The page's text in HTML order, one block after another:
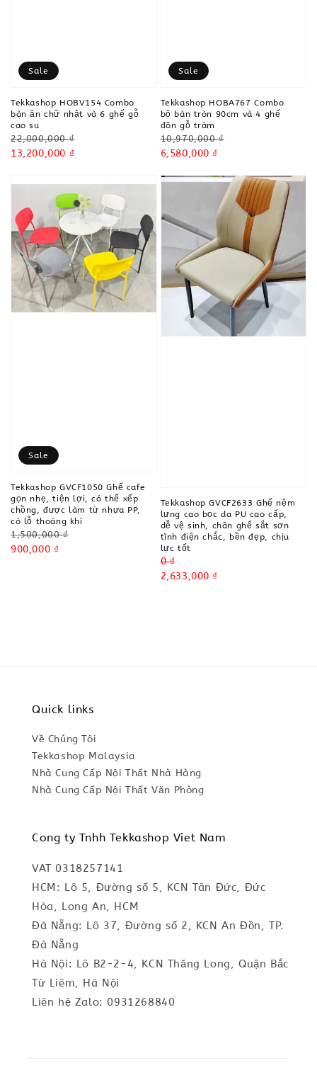
Sale
Tekkashop HOBV154 Combo
bàn ăn chữ nhật và 6 ghế gỗ
cao su
Regular
price
22,000,000 ₫
Sale
13,200,000 ₫
Sale
Tekkashop HOBA767 Combo
bộ bàn tròn 90cm và 4 ghế
đôn gỗ tràm
Regular
price
10,970,000 ₫
Sale
6,580,000 ₫
Sale
Tekkashop GVCF1050 Ghế cafe
gọn nhẹ, tiện lợi, có thể xếp
chồng, được làm từ nhựa PP,
có lỗ thoáng khí
Regular
price
1,500,000 ₫
Sale
900,000 ₫
Tekkashop GVCF2633 Ghế nệm
lưng cao bọc da PU cao cấp,
dễ vệ sinh, chân ghế sắt sơn
tĩnh điện chắc, bền đẹp, chịu
lực tốt
Regular
price
0 ₫
Sale
2,633,000 ₫
Quick links
Về Chúng Tôi
Tekkashop Malaysia
Nhà Cung Cấp Nội Thất Nhà Hàng
Nhà Cung Cấp Nội Thất Văn Phòng
Cong ty Tnhh Tekkashop Viet Nam
VAT 0318257141
HCM: Lô 5, Đường số 5, KCN Tân Đức, Đức
Hòa, Long An, HCM
Đà Nẵng: Lô 37, Đường số 2, KCN An Đồn, TP.
Đà Nẵng
Hà Nội: Lô B2-2-4, KCN Thăng Long, Quận Bắc
Từ Liêm, Hà Nội
Liên hệ Zalo: 0931268840